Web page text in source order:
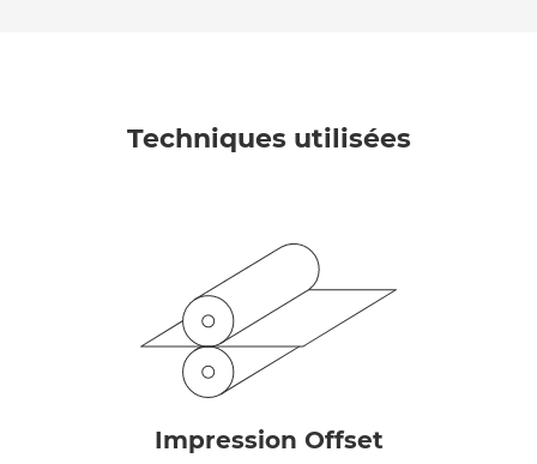
Techniques utilisées
Impression Offset